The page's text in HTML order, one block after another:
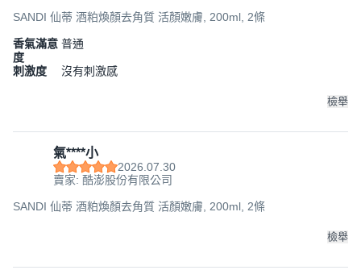
SANDI 仙蒂 酒粕煥顏去角質 活顏嫩膚, 200ml, 2條
香氣滿意
度
普通
刺激度 沒有刺激感
檢舉
氣****小
2026.07.30
賣家: 酷澎股份有限公司
SANDI 仙蒂 酒粕煥顏去角質 活顏嫩膚, 200ml, 2條
檢舉